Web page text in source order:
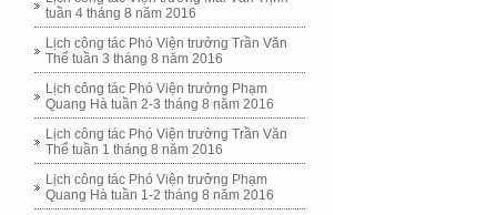
tuần 4 tháng 8 năm 2016
Lịch công tác Phó Viện trưởng Trần Văn
Thể tuần 3 tháng 8 năm 2016
Lịch công tác Phó Viện trưởng Phạm
Quang Hà tuần 2-3 tháng 8 năm 2016
Lịch công tác Phó Viện trưởng Trần Văn
Thể tuần 1 tháng 8 năm 2016
Lịch công tác Phó Viện trưởng Phạm
Quang Hà tuần 1-2 tháng 8 năm 2016